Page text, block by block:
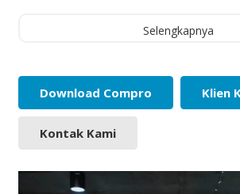
Selengkapnya
Download Compro Klien
Kontak Kami